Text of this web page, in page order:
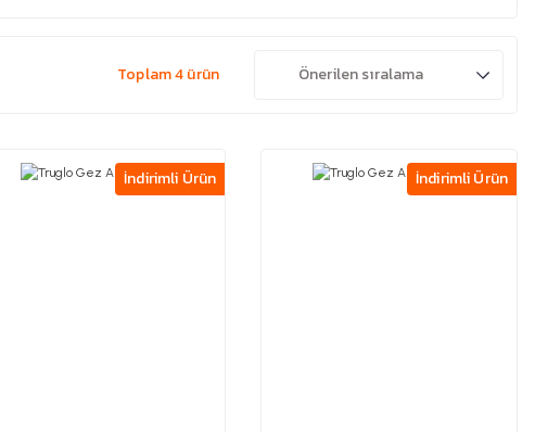
Toplam 4 ürün
İndirimli Ürün İndirimli Ürün